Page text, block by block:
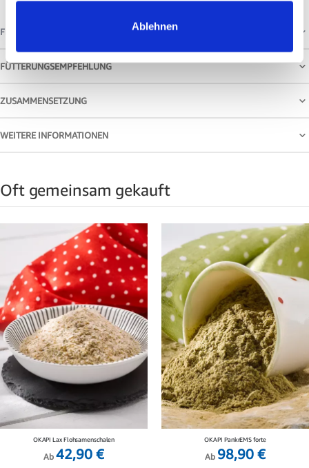
Ablehnen
FRAGEN & ANTWORTEN
FÜTTERUNGSEMPFEHLUNG
ZUSAMMENSETZUNG
WEITERE INFORMATIONEN
Oft gemeinsam gekauft
OKAPI Lax Flohsamenschalen
Ab 42,90 €
OKAPI PankrEMS forte
Ab 98,90 €